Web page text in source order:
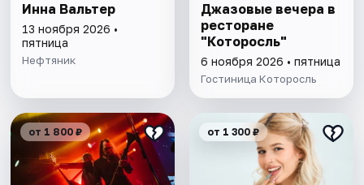
Инна Вальтер
13 ноября 2026 •
пятница
Нефтяник
Джазовые вечера в
ресторане
"Которосль"
6 ноября 2026 • пятница
Гостиница Которосль
от 1 800 ₽ от 1 300 ₽